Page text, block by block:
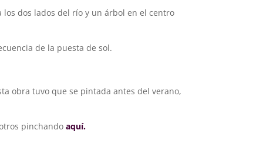
dos lados del río y un árbol en el centro
de la puesta de sol.
obra tuvo que se pintada antes del verano,
pinchandoaquí.